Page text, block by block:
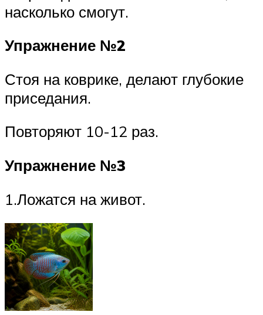
насколько смогут.
Упражнение №2
Стоя на коврике, делают глубокие
приседания.
Повторяют 10-12 раз.
Упражнение №3
1.Ложатся на живот.